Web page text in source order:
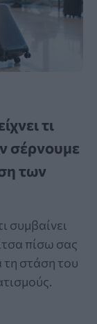
τι
σέρνουμε
των
συμβαίνει
πίσω σας
τη στάση του